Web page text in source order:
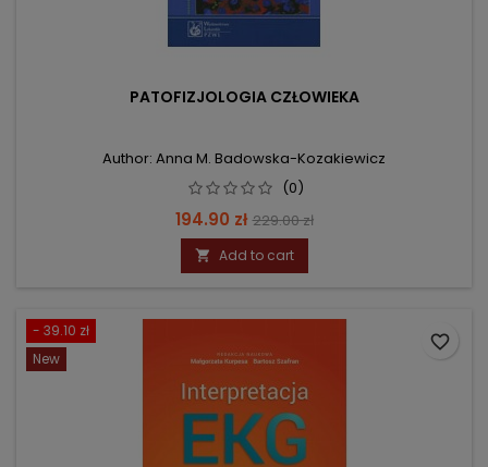
PATOFIZJOLOGIA CZŁOWIEKA
Author: Anna M. Badowska-Kozakiewicz
(0)
Price
194.90 zł Regular
price
229.00 zł
 Add to cart
- 39.10 zł
New
favorite_border